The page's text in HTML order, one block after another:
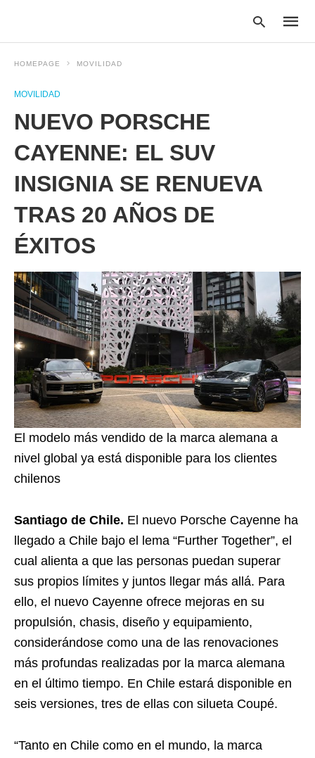
HOMEPAGE MOVILIDAD
MOVILIDAD
NUEVO PORSCHE
CAYENNE: EL SUV
INSIGNIA SE RENUEVA
TRAS 20 AÑOS DE
ÉXITOS
El modelo más vendido de la marca alemana a
nivel global ya está disponible para los clientes
chilenos
Santiago de Chile. El nuevo Porsche Cayenne ha
llegado a Chile bajo el lema “Further Together”, el
cual alienta a que las personas puedan superar
sus propios límites y juntos llegar más allá. Para
ello, el nuevo Cayenne ofrece mejoras en su
propulsión, chasis, diseño y equipamiento,
considerándose como una de las renovaciones
más profundas realizadas por la marca alemana
en el último tiempo. En Chile estará disponible en
seis versiones, tres de ellas con silueta Coupé.
“Tanto en Chile como en el mundo, la marca